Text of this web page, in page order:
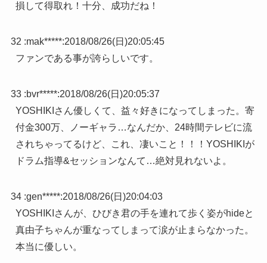
損して得取れ！十分、成功だね！
32 :mak*****:2018/08/26(日)20:05:45
ファンである事が誇らしいです。
33 :bvr*****:2018/08/26(日)20:05:37
YOSHIKIさん優しくて、益々好きになってしまった。寄
付金300万、ノーギャラ…なんだか、24時間テレビに流
されちゃってるけど、これ、凄いこと！！！YOSHIKIが
ドラム指導&セッションなんて…絶対見れないよ。
34 :gen*****:2018/08/26(日)20:04:03
YOSHIKIさんが、ひびき君の手を連れて歩く姿がhideと
真由子ちゃんが重なってしまって涙が止まらなかった。
本当に優しい。